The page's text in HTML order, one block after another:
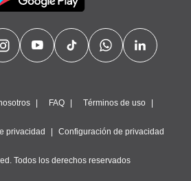
FAQ Términos de uso
privacidad Configuración de privacidad
Todos los derechos reservados